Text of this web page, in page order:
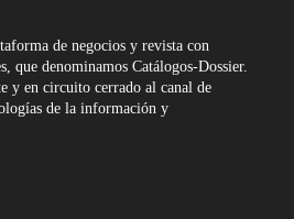
de negocios y revista con
que denominamos Catálogos-Dossier.
y en circuito cerrado al canal de
de la información y